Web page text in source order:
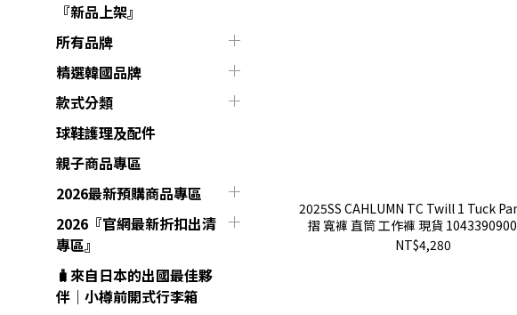
『新品上架』
所有品牌
精選韓國品牌
款式分類
球鞋護理及配件
親子商品專區
2026最新預購商品專區
2026『官網最新折扣出清
專區』
🧳來自日本的出國最佳夥
伴｜小樽前開式行李箱
2025SS CAHLUMN TC Twill 1 Tuck
摺 寬褲 直筒 工作褲 現貨
NT$4,280